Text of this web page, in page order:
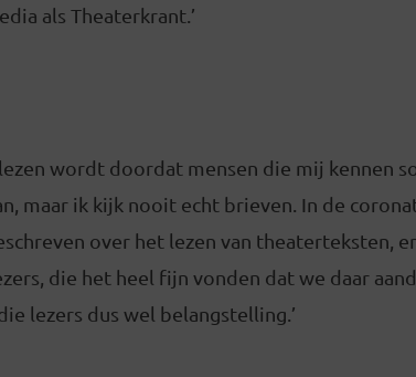
als Theaterkrant.’
wordt doordat mensen die mij kennen
maar ik kijk nooit echt brieven. In de
over het lezen van theaterteksten,
die het heel fijn vonden dat we daar
lezers dus wel belangstelling.’